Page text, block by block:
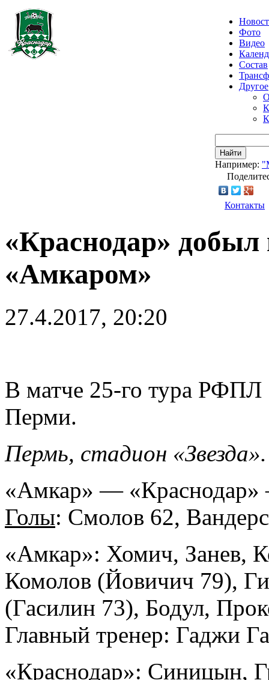
Фото
Видео
Состав
Другое
Найти
Например:
Контакты
«Краснодар»
«Амкаром»
27.4.2017, 20:20
В матче 25-го тура РФПЛ
Перми.
Пермь, стадион «Звезда».
«Амкар» —
Голы: Смолов 62,
«Амкар»: Хомич, Занев,
Комолов (Йовичич 79),
(Гасилин 73), Бодул,
Главный тренер: Гаджи
«Краснодар»: Синицын,